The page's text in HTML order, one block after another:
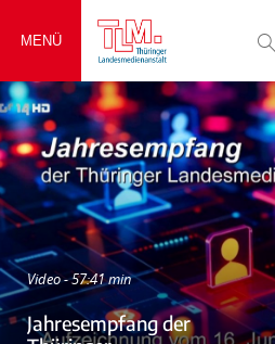
MENÜ
Video - 57:41 min
Jahresempfang der